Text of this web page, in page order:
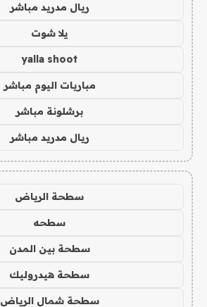
ريال مدريد مباشر
يلا شوت
yalla shoot
مباريات اليوم مباشر
برشلونة مباشر
ريال مدريد مباشر
سطحة الرياض
سطحه
سطحة بين المدن
سطحة هيدروليك
سطحة شمال الرياض